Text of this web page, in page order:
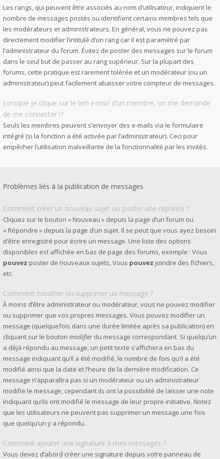
Les rangs, qui peuvent être associés au nom d’utilisateur, indiquent le
nombre de messages postés ou identifient certains membres tels que
les modérateurs et administrateurs. En général, vous ne pouvez pas
directement modifier l’intitulé d’un rang car il est paramétré par
l’administrateur du forum. Évitez de poster des messages sur le forum
dans le seul but de passer au rang supérieur. Sur la plupart des
forums, cette pratique est rarement tolérée et un modérateur (ou un
administrateur) peut facilement abaisser votre compteur de messages.
Lorsque je clique sur le lien e-mail d’un membre, on me demande
de me connecter !?
Seuls les membres peuvent s’envoyer des e-mails via le formulaire
intégré (si la fonction a été activée par l’administrateur). Ceci pour
empêcher l’utilisation malveillante de la fonctionnalité par les invités.
Problèmes liés à la publication de messages
Comment créer un nouveau sujet ou poster une réponse ?
Cliquez sur le bouton « Nouveau » depuis la page d’un forum ou
« Répondre » depuis la page d’un sujet. Il se peut que vous ayez besoin
d’être enregistré pour écrire un message. Une liste des options
disponibles est affichée en bas de page des forums, exemple : Vous
pouvez poster de nouveaux sujets, Vous pouvez joindre des fichiers,
etc.
Comment modifier ou supprimer un message ?
À moins d’être administrateur ou modérateur, vous ne pouvez modifier
ou supprimer que vos propres messages. Vous pouvez modifier un
message (quelquefois dans une durée limitée après sa publication) en
cliquant sur le bouton modifierdu message correspondant. Si quelqu’un
a déjà répondu au message, un petit texte s’affichera en bas du
message indiquant qu’il a été modifié, le nombre de fois qu’il a été
modifié ainsi que la date et l’heure de la dernière modification. Ce
message n’apparaîtra pas si un modérateur ou un administrateur
modifie le message, cependant ils ont la possibilité de laisser une note
indiquant qu’ils ont modifié le message de leur propre initiative. Notez
que les utilisateurs ne peuvent pas supprimer un message une fois
que quelqu’un y a répondu.
Comment ajouter une signature à mes messages ?
Vous devez d’abord créer une signature depuis votre panneau de